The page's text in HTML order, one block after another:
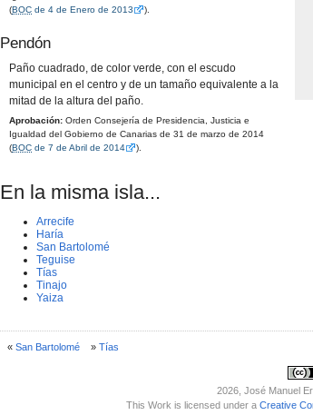
(BOC de 4 de Enero de 2013 ).
Pendón
Paño cuadrado, de color verde, con el escudo
municipal en el centro y de un tamaño equivalente a la
mitad de la altura del paño.
Aprobación: Orden Consejerí­a de Presidencia, Justicia e
Igualdad del Gobierno de Canarias de 31 de marzo de 2014
(BOC de 7 de Abril de 2014 ).
En la misma isla...
Arrecife
Harí­a
San Bartolomé
Teguise
Tí­as
Tinajo
Yaiza
« San Bartolomé» Tí­as
2026, José Manuel
This Work is licensed under a Creative